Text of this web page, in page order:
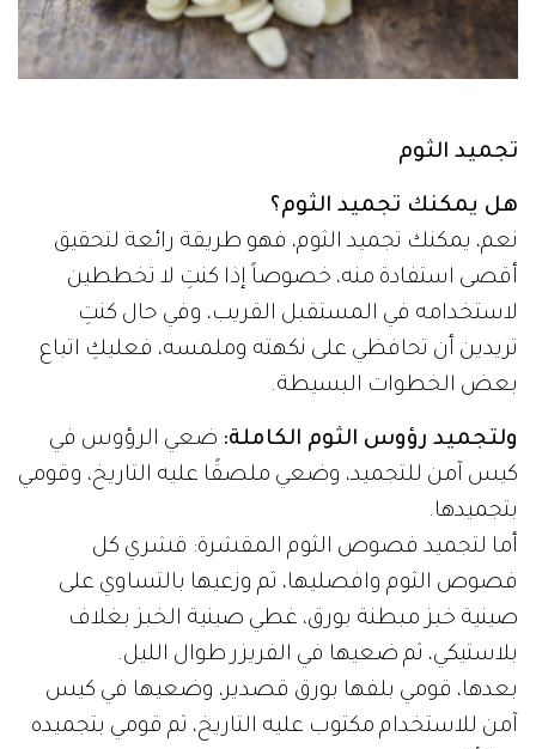
تجميد الثوم
هل يمكنك تجميد الثوم؟
نعم، يمكنك تجميد الثوم، فهو طريقة رائعة لتحقيق
أقصى استفادة منه، خصوصاً إذا كنتِ لا تخططين
لاستخدامه في المستقبل القريب، وفي حال كنتِ
تريدين أن تحافظي على نكهته وملمسه، فعليكِ اتباع
بعض الخطوات البسيطة.
ولتجميد رؤوس الثوم الكاملة: ضعي الرؤوس في
كيس آمن للتجميد، وضعي ملصقًا عليه التاريخ، وقومي
بتجميدها.
أما لتجميد فصوص الثوم المقشرة: قشري كل
فصوص الثوم وافصليها، ثم وزعيها بالتساوي على
صينية خبز مبطنة بورق، غطي صينية الخبز بغلاف
بلاستيكي، ثم ضعيها في الفريزر طوال الليل.
بعدها، قومي بلفها بورق قصدير، وضعيها في كيس
آمن للاستخدام مكتوب عليه التاريخ، ثم قومي بتجميده